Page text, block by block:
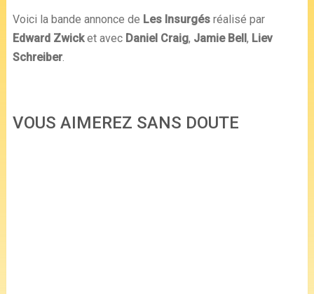
Voici la bande annonce de Les Insurgésréalisé par
Edward Zwicket avec Daniel Craig, Jamie Bell, Liev
Schreiber.
VOUS AIMEREZ SANS DOUTE